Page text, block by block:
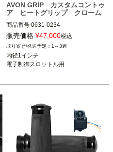
AVON GRIP カスタムコントゥ
ア ヒートグリップ クローム
商品番号 0631-0234
電子制御スロットル搭載車
※2015～2023 ロードグライド不可
※2023～ FLHXSE、FLTRXSE、2024
～ FLHX、FLTRX、FLTRXSTSEは不
販売価格 ¥47,000税込
1～3週
内径1インチ
電子制御スロットル用